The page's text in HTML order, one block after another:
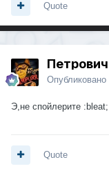
Quote
Петрович
Опубликовано
Э,не спойлерите :bleat;
Quote